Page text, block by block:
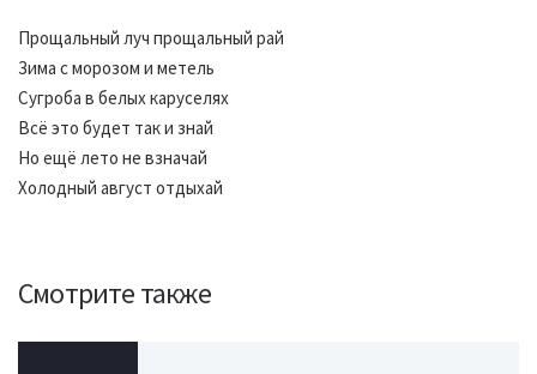
Прощальный луч прощальный рай
Зима с морозом и метель
Сугроба в белых каруселях
Всё это будет так и знай
Но ещё лето не взначай
Холодный август отдыхай
Смотрите также